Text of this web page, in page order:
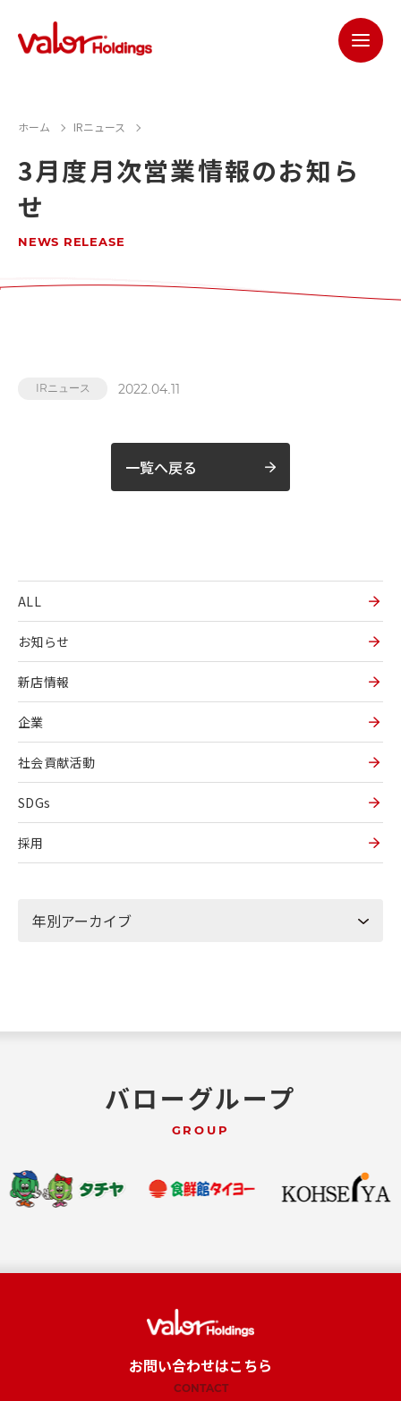
ホーム IRニュース
3月度月次営業情報のお知ら
せ
NEWS RELEASE
ALL
お知らせ
新店情報
企業
社会貢献活動
SDGs
採用
IRニュース 2022.04.11
一覧へ戻る
バローグループ
GROUP
お問い合わせはこちら
CONTACT